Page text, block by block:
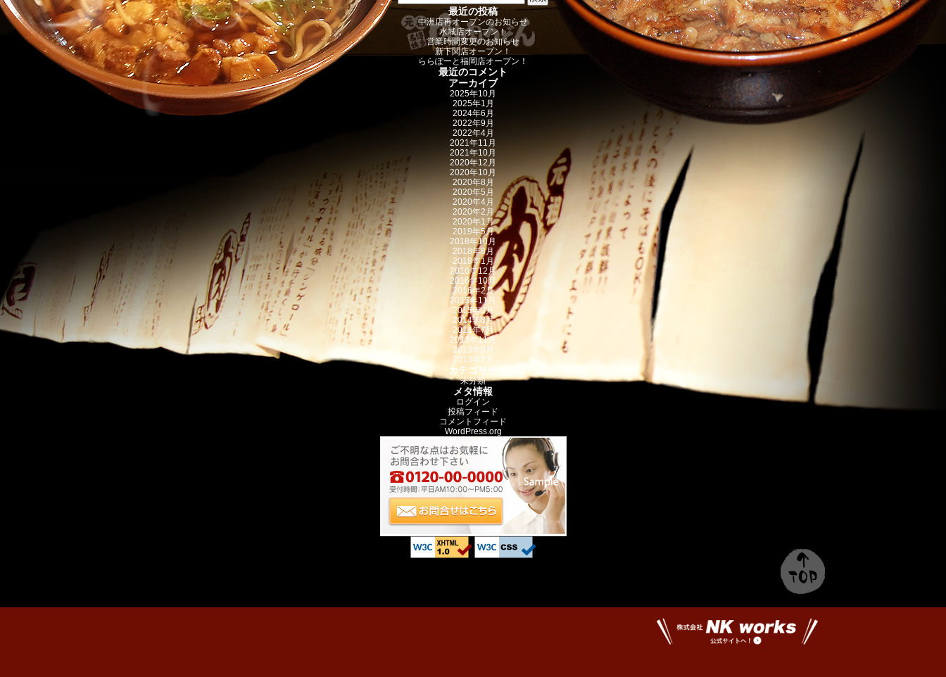
最近の投稿
中洲店再オープンのお知らせ
水城店オープン！
営業時間変更のお知らせ
新下関店オープン！
ららぽーと福岡店オープン！
最近のコメント
アーカイブ
2025年10月
2025年1月
2024年6月
2022年9月
2022年4月
2021年11月
2021年10月
2020年12月
2020年10月
2020年8月
2020年5月
2020年4月
2020年2月
2020年1月
2019年5月
2018年10月
2018年8月
2018年1月
2016年12月
2016年10月
2016年2月
2015年11月
2015年3月
2014年8月
2014年7月
2013年11月
2013年9月
2013年7月
カテゴリー
未分類
メタ情報
ログイン
投稿フィード
コメントフィード
WordPress.org